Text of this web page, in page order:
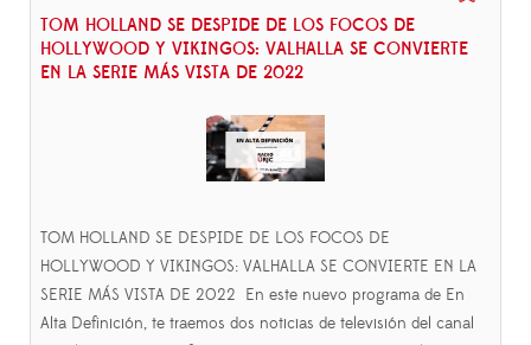
TOM HOLLAND SE DESPIDE DE LOS FOCOS DE
HOLLYWOOD Y VIKINGOS: VALHALLA SE CONVIERTE
EN LA SERIE MÁS VISTA DE 2022
TOM HOLLAND SE DESPIDE DE LOS FOCOS DE
HOLLYWOOD Y VIKINGOS: VALHALLA SE CONVIERTE EN LA
SERIE MÁS VISTA DE 2022 En este nuevo programa de En
Alta Definición, te traemos dos noticias de televisión del canal